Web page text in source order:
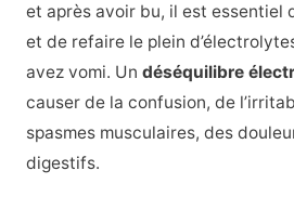
et après avoir bu, il est essentiel
et de refaire le plein
avez vomi. Un déséquilibre
causer de la confusion, de
spasmes musculaires, des
digestifs.